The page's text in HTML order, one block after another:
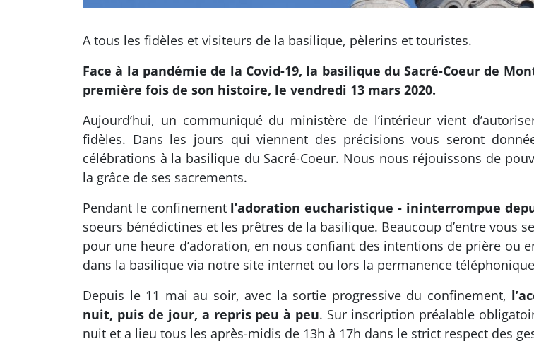
A tous les fidèles et visiteurs de la basilique, pèlerins et touristes.
Face à la pandémie de la Covid-19, la basilique du Sacré-Coeur de
première fois de son histoire, le vendredi 13 mars 2020.
Aujourd’hui, un communiqué du ministère de l’intérieur vient
fidèles. Dans les jours qui viennent des précisions vous seront
célébrations à la basilique du Sacré-Coeur. Nous nous réjouissons de
la grâce de ses sacrements.
Pendant le confinement l’adoration eucharistique - ininterrompue
soeurs bénédictines et les prêtres de la basilique. Beaucoup d’entre vous
pour une heure d’adoration, en nous confiant des intentions de prière ou
dans la basilique via notre site internet ou lors la permanence
Depuis le 11 mai au soir, avec la sortie progressive du confinement,
nuit, puis de jour, a repris peu à peu. Sur inscription préalable
nuit et a lieu tous les après-midis de 13h à 17h dans le strict respect des